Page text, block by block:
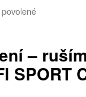
u
Další
část
sezóny
–
SPORT